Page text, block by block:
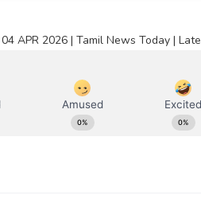
APR 2026 | Tamil News Today |